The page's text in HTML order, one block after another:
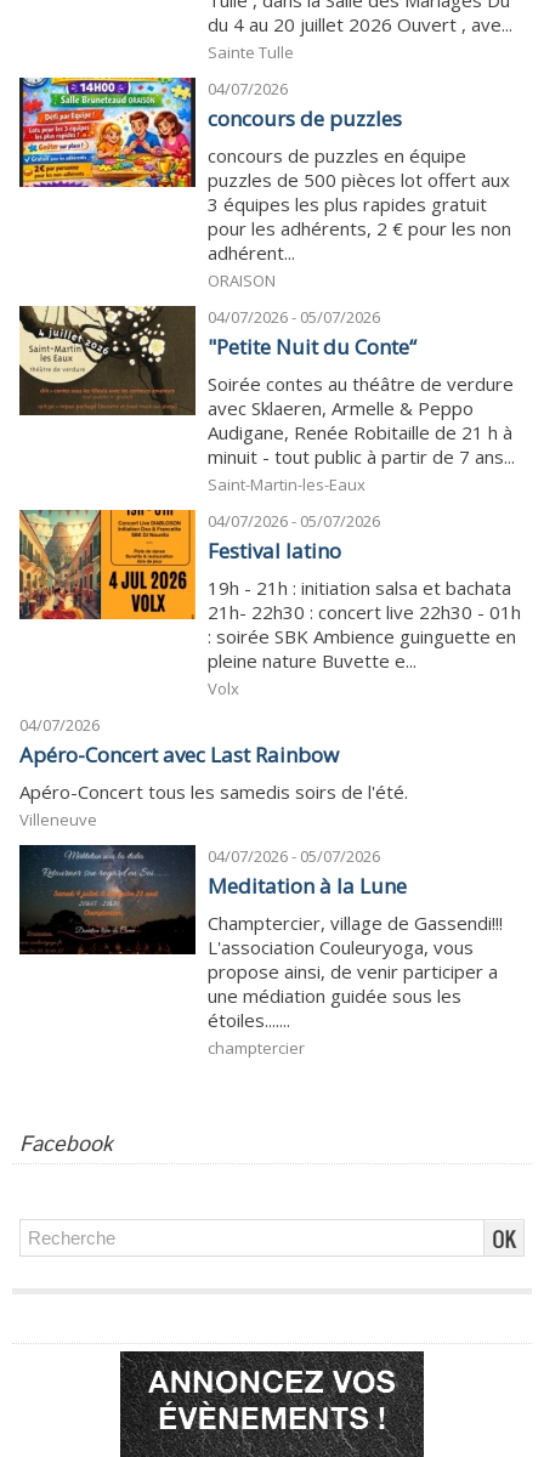
du 4 au 20 juillet 2026 Ouvert , ave...
Sainte Tulle
04/07/2026
concours de puzzles
concours de puzzles en équipe
puzzles de 500 pièces lot offert aux
3 équipes les plus rapides gratuit
pour les adhérents, 2 € pour les non
adhérent...
ORAISON
04/07/2026 - 05/07/2026
"Petite Nuit du Conte“
Soirée contes au théâtre de verdure
avec Sklaeren, Armelle & Peppo
Audigane, Renée Robitaille de 21 h à
minuit - tout public à partir de 7 ans...
Saint-Martin-les-Eaux
04/07/2026 - 05/07/2026
Festival latino
19h - 21h : initiation salsa et bachata
21h- 22h30 : concert live 22h30 - 01h
: soirée SBK Ambience guinguette en
pleine nature Buvette e...
Volx
04/07/2026
Apéro-Concert avec Last Rainbow
Apéro-Concert tous les samedis soirs de l'été.
Villeneuve
04/07/2026 - 05/07/2026
Meditation à la Lune
Champtercier, village de Gassendi!!!
L'association Couleuryoga, vous
propose ainsi, de venir participer a
une médiation guidée sous les
étoiles.......
champtercier
Facebook